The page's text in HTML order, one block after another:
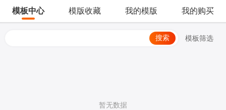
模板中心 模版收藏 我的模版 我的购买
搜索 模板筛选
暂无数据